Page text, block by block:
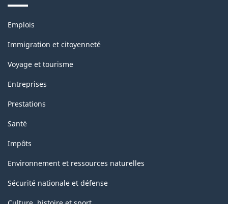
Thèmes
sujets
Emplois
Immigration et citoyenneté
Voyage et tourisme
Entreprises
Prestations
Santé
Impôts
Environnement et ressources naturelles
Sécurité nationale et défense